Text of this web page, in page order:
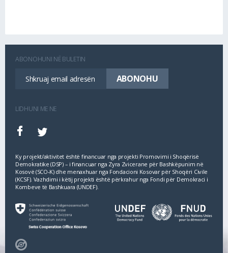
ABONOHUNI NË BULETIN
LIDHUNI ME NE
Ky projekt/aktivitet është financuar nga projekti Promovimi i Shoqërisë
Demokratike (DSP) – i financuar nga Zyra Zvicerane për Bashkëpunim në
Kosovë (SCO‐K) dhe menaxhuar nga Fondacioni Kosovar për Shoqëri Civile
(KCSF). Vazhdimi i këtij projekti është përkrahur nga Fondi për Demokraci i
Kombeve të Bashkuara (UNDEF).